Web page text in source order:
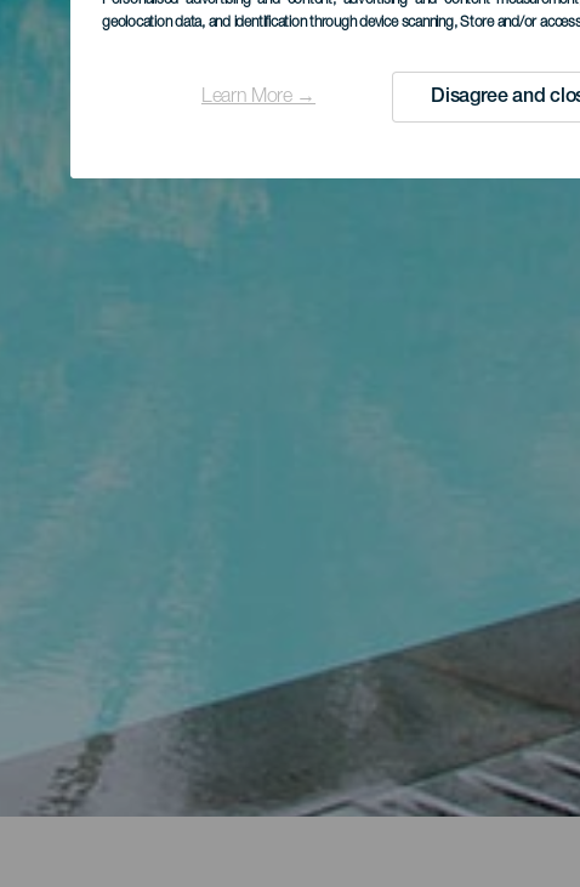
geolocation data, and identification through device scanning, Store and/or
Learn More → Disagree and